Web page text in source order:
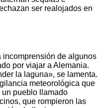
ser realojados en
incomprensión de algunos
por viajar a Alemania.
la laguna», se lamenta.
meteorológica que
pueblo llamado
que rompieron las